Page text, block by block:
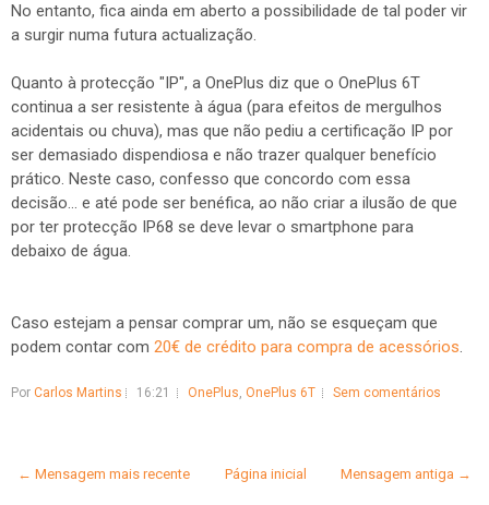
No entanto, fica ainda em aberto a possibilidade de tal poder vir
a surgir numa futura actualização.
Quanto à protecção "IP", a OnePlus diz que o OnePlus 6T
continua a ser resistente à água (para efeitos de mergulhos
acidentais ou chuva), mas que não pediu a certificação IP por
ser demasiado dispendiosa e não trazer qualquer benefício
prático. Neste caso, confesso que concordo com essa
decisão... e até pode ser benéfica, ao não criar a ilusão de que
por ter protecção IP68 se deve levar o smartphone para
debaixo de água.
Caso estejam a pensar comprar um, não se esqueçam que
podem contar com 20€ de crédito para compra de acessórios.
Por Carlos Martins 16:21 OnePlus, OnePlus 6T Sem comentários
← Mensagem mais recente Mensagem antiga →
Página inicial